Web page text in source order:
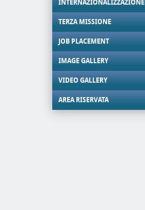
INTERNAZIONALIZZAZIONE
TERZA MISSIONE
JOB PLACEMENT
IMAGE GALLERY
VIDEO GALLERY
AREA RISERVATA